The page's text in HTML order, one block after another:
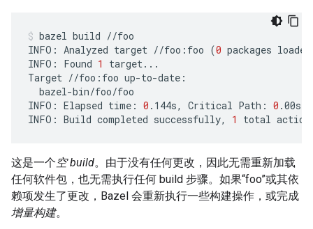
bazel build //foo
INFO: Analyzed target //foo:foo (0 packages
INFO:
Found 1
target...
Target //foo:foo
bazel-bin/foo/foo
INFO: Elapsed time: 0 .144s, Critical Path: 0 .00s
INFO: Build completed successfully, 1 total action
这是一个空 build。由于没有任何更改，因此无需重新加载
任何软件包，也无需执行任何 build 步骤。如果“foo”或其依
赖项发生了更改，Bazel 会重新执行一些构建操作，或完成
增量构建。